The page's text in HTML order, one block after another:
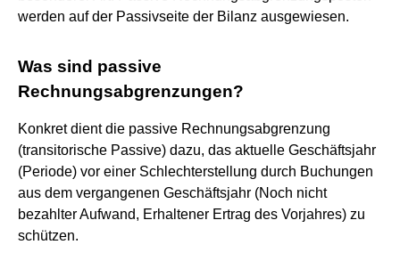
werden auf der Passivseite der Bilanz ausgewiesen.
Was sind passive
Rechnungsabgrenzungen?
Konkret dient die passive Rechnungsabgrenzung
(transitorische Passive) dazu, das aktuelle Geschäftsjahr
(Periode) vor einer Schlechterstellung durch Buchungen
aus dem vergangenen Geschäftsjahr (Noch nicht
bezahlter Aufwand, Erhaltener Ertrag des Vorjahres) zu
schützen.